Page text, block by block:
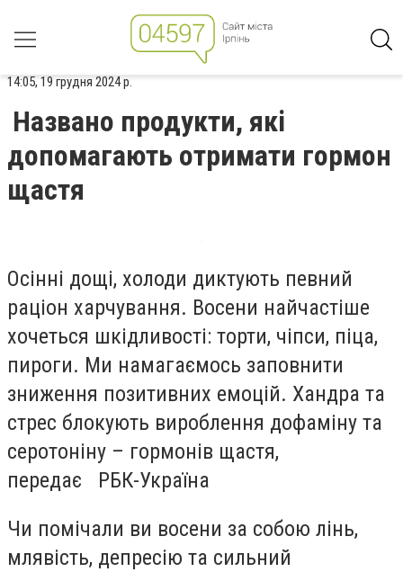
14:05, 19 грудня 2024 р.
Названо продукти, які
допомагають отримати гормон
щастя
Осінні дощі, холоди диктують певний
раціон харчування. Восени найчастіше
хочеться шкідливості: торти, чіпси, піца,
пироги. Ми намагаємось заповнити
зниження позитивних емоцій. Хандра та
стрес блокують вироблення дофаміну та
серотоніну – гормонів щастя,
передає РБК-Україна
Чи помічали ви восени за собою лінь,
млявість, депресію та сильний